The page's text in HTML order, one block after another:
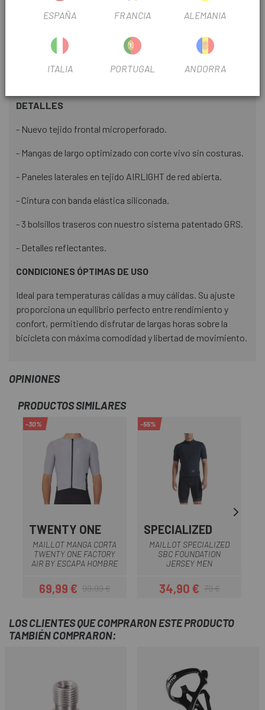
siliconada, ofrece un ajuste firme, transpirable y estable
Un maillot pensado para quienes buscan ir más allá del
rendimiento: para quienes pedalean con intención,
DETALLES
- Nuevo tejido frontal microperforado.
- Mangas de largo optimizado con corte vivo sin costuras.
- Paneles laterales en tejido AIRLIGHT de red abierta.
- Cintura con banda elástica siliconada.
- 3 bolsillos traseros con nuestro sistema patentado GRS.
- Detalles reflectantes.
CONDICIONES ÓPTIMAS DE USO
Ideal para temperaturas cálidas a muy cálidas. Su ajuste
proporciona un equilibrio perfecto entre rendimiento y
confort, permitiendo disfrutar de largas horas sobre la
bicicleta con máxima comodidad y libertad de movimiento.
OPINIONES
PRODUCTOS SIMILARES
-30%
TWENTY ONE
MAILLOT MANGA CORTA
TWENTY ONE FACTORY
AIR BY ESCAPA HOMBRE
Precio
69,99 €Precio regular
99,99 €
-55%
SPECIALIZED
MAILLOT SPECIALIZED
SBC FOUNDATION
JERSEY MEN
Precio
34,90 €Precio regular
79 €
LOS CLIENTES QUE COMPRARON ESTE PRODUCTO
TAMBIÉN COMPRARON:
ESPAÑA FRANCIA ALEMANIA
ITALIA PORTUGAL ANDORRA